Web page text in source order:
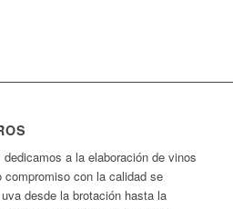
a la elaboración de vinos
con la calidad se
desde la brotación hasta la